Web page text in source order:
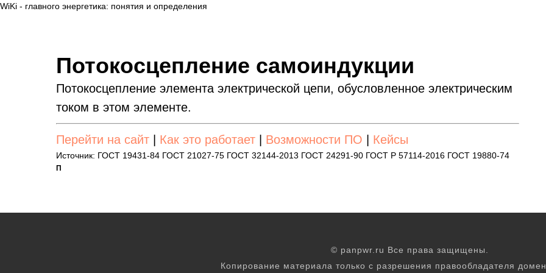
WiKi - главного энергетика: понятия и определения
Потокосцепление самоиндукции
Потокосцепление элемента электрической цепи, обусловленное электрическим
током в этом элементе.
Перейти на сайт Как это работает Возможности ПО Кейсы
Источник: ГОСТ 19431-84 ГОСТ 21027-75 ГОСТ 32144-2013 ГОСТ 24291-90 ГОСТ Р 57114-2016 ГОСТ 19880-74
П
© panpwr.ru Все права защищены.
Копирование материала только с разрешения правообладателя